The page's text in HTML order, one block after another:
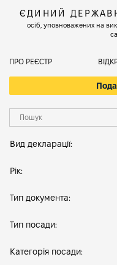
ЄДИНИЙ
осіб, уповноважених на
ПРО РЕЄСТР
Вид декларації:
Рік:
Тип документа:
Тип посади:
Категорія посади: